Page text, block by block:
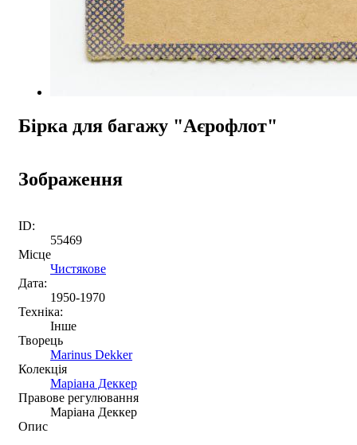
Бірка для багажу "Аєрофлот"
Зображення
ID:
55469
Місце
Чистякове
Дата:
1950-1970
Техніка:
Інше
Творець
Marinus Dekker
Колекція
Маріана Деккер
Правове регулювання
Маріана Деккер
Опис